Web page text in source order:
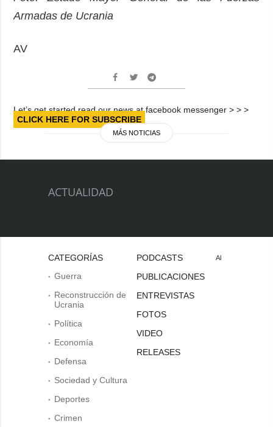
Armadas de Ucrania
AV
Let’s get started read our news at facebook messenger > > >
CLICK HERE FOR SUBSCRIBE
MÁS NOTICIAS
ACTUALIDAD
CATEGORÍAS
Guerra
Reconstrucción de
Ucrania
Política
Economía
Defensa
Sociedad y Cultura
Deportes
Crimen
PODCASTS
PUBLICACIONES
ENTREVISTAS
FOTOS
VIDEO
RELEASES
Al